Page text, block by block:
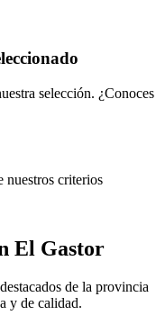
selección. ¿Conoces
nuestros criterios
El Gastor
de la provincia
y de calidad.